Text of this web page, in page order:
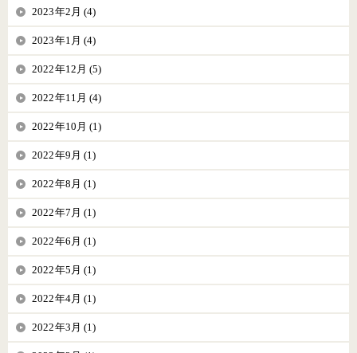
2023年2月 (4)
2023年1月 (4)
2022年12月 (5)
2022年11月 (4)
2022年10月 (1)
2022年9月 (1)
2022年8月 (1)
2022年7月 (1)
2022年6月 (1)
2022年5月 (1)
2022年4月 (1)
2022年3月 (1)